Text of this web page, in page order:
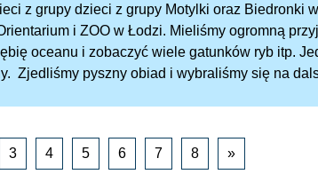
z grupy dzieci z grupy Motylki oraz Biedronki
i ZOO w Łodzi. Mieliśmy ogromną
oceanu i zobaczyć wiele gatunków ryb itp.
Zjedliśmy pyszny obiad i wybraliśmy się na
3 4 5 6 7 8 »